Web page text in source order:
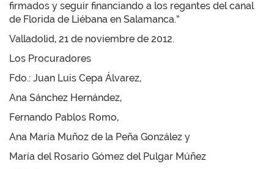
firmados y seguir financiando a los regantes del canal
de Florida de Liébana en Salamanca.”
Valladolid, 21 de noviembre de 2012.
Los Procuradores
Fdo.: Juan Luis Cepa Álvarez,
Ana Sánchez Hernández,
Fernando Pablos Romo,
Ana María Muñoz de la Peña González y
María del Rosario Gómez del Pulgar Múñez